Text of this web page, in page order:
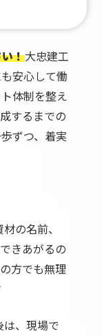
！大忠建工
安心して働
体制を整え
するまでの
ずつ、着実
の名前、
きあがるの
方でも無理
は、現場で